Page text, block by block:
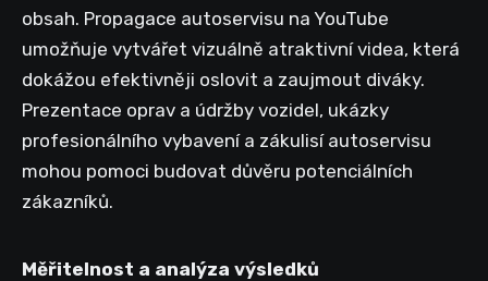
obsah. Propagace autoservisu na YouTube
umožňuje vytvářet vizuálně atraktivní videa, která
dokážou efektivněji oslovit a zaujmout diváky.
Prezentace oprav a údržby vozidel, ukázky
profesionálního vybavení a zákulisí autoservisu
mohou pomoci budovat důvěru potenciálních
zákazníků.
Měřitelnost a analýza výsledků